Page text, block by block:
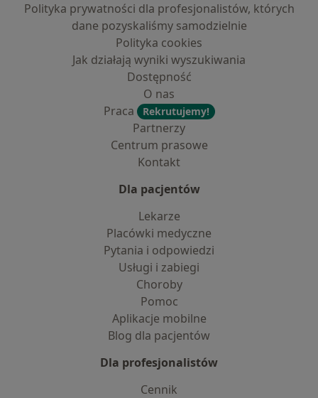
Polityka prywatności dla profesjonalistów, których
dane pozyskaliśmy samodzielnie
Polityka cookies
Jak działają wyniki wyszukiwania
Dostępność
O nas
Praca
Rekrutujemy!
Partnerzy
Centrum prasowe
Kontakt
Dla pacjentów
Lekarze
Placówki medyczne
Pytania i odpowiedzi
Usługi i zabiegi
Choroby
Pomoc
Aplikacje mobilne
Blog dla pacjentów
Dla profesjonalistów
Cennik